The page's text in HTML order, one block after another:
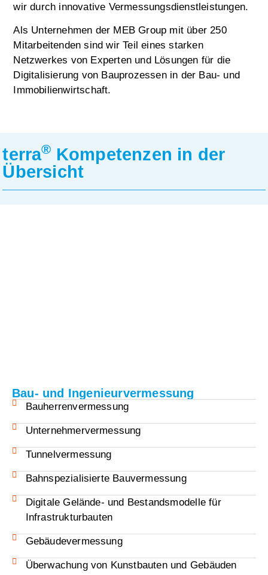
wir durch innovative Vermessungsdienstleistungen.
Als Unternehmen der MEB Group mit über 250
Mitarbeitenden sind wir Teil eines starken
Netzwerkes von Experten und Lösungen für die
Digitalisierung von Bauprozessen in der Bau- und
Immobilienwirtschaft.
terra® Kompetenzen in der
Übersicht
Bau- und Ingenieurvermessung
Bauherrenvermessung
Unternehmervermessung
Tunnelvermessung
Bahnspezialisierte Bauvermessung
Digitale Gelände- und Bestandsmodelle für
Infrastrukturbauten
Gebäudevermessung
Überwachung von Kunstbauten und Gebäuden